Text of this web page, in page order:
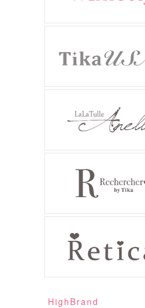
HighBrand